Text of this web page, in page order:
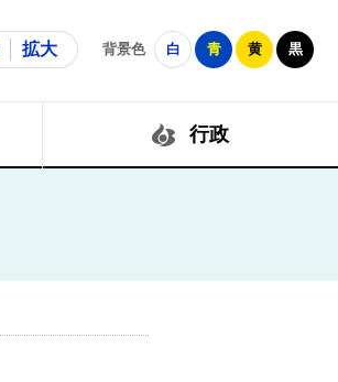
拡大 背景色 白 青 黄 黒
行政